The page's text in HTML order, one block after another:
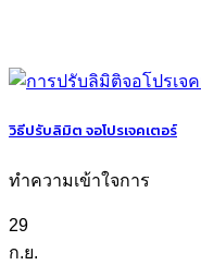
วิธีปรับลิมิต จอโปรเจคเตอร์
ทำความเข้าใจการ
29
ก.ย.